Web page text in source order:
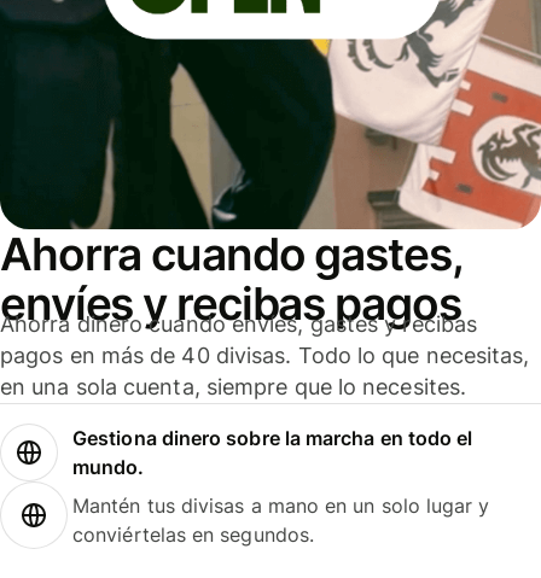
Ahorra cuando gastes,
envíes y recibas pagos
Ahorra dinero cuando envíes, gastes y recibas
pagos en más de 40 divisas. Todo lo que necesitas,
en una sola cuenta, siempre que lo necesites.
Gestiona dinero sobre la marcha en todo el
mundo.
Mantén tus divisas a mano en un solo lugar y
conviértelas en segundos.